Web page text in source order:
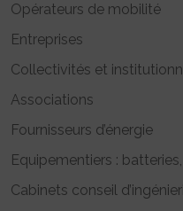
Opérateurs de mobilité
Entreprises
Collectivités et
Associations
Fournisseurs d’énergie
Equipementiers :
Cabinets conseil